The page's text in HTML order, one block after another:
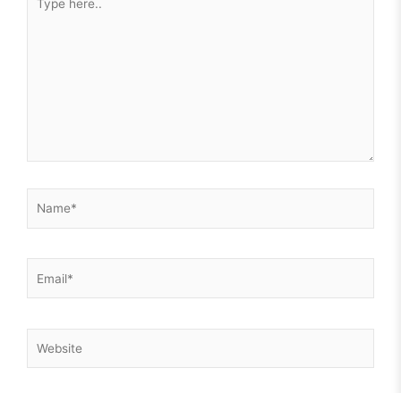
Csak azt, hogy idén nem a B oldal kezdődik. Magam is meg
fogok rajta lepődni, hogy a következő 10 évben mire leszek
képes. Nem, hogy mások.
here..